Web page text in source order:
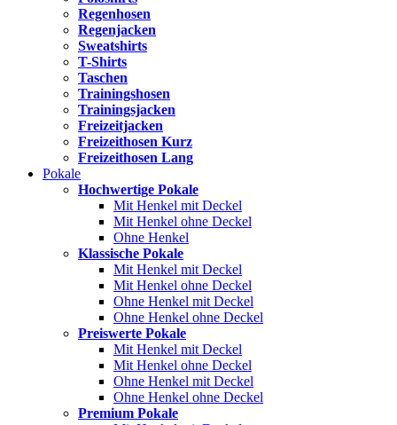
Regenhosen
Regenjacken
Sweatshirts
T-Shirts
Taschen
Trainingshosen
Trainingsjacken
Freizeitjacken
Freizeithosen Kurz
Freizeithosen Lang
Pokale
Hochwertige Pokale
Mit Henkel mit Deckel
Mit Henkel ohne Deckel
Ohne Henkel
Klassische Pokale
Mit Henkel mit Deckel
Mit Henkel ohne Deckel
Ohne Henkel mit Deckel
Ohne Henkel ohne Deckel
Preiswerte Pokale
Mit Henkel mit Deckel
Mit Henkel ohne Deckel
Ohne Henkel mit Deckel
Ohne Henkel ohne Deckel
Premium Pokale